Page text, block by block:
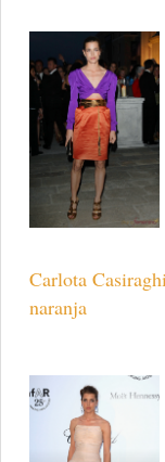
Carlota
naranja